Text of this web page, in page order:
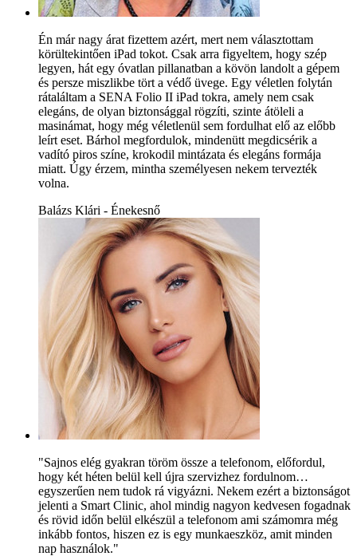
Én már nagy árat fizettem azért, mert nem választottam
körültekintően iPad tokot. Csak arra figyeltem, hogy szép
legyen, hát egy óvatlan pillanatban a kövön landolt a gépem
és persze miszlikbe tört a védő üvege. Egy véletlen folytán
rátaláltam a SENA Folio II iPad tokra, amely nem csak
elegáns, de olyan biztonsággal rögzíti, szinte átöleli a
masinámat, hogy még véletlenül sem fordulhat elő az előbb
leírt eset. Bárhol megfordulok, mindenütt megdicsérik a
vadító piros színe, krokodil mintázata és elegáns formája
miatt. Úgy érzem, mintha személyesen nekem tervezték
volna.
Balázs Klári - Énekesnő
"Sajnos elég gyakran töröm össze a telefonom, előfordul,
hogy két héten belül kell újra szervizhez fordulnom…
egyszerűen nem tudok rá vigyázni. Nekem ezért a biztonságot
jelenti a Smart Clinic, ahol mindig nagyon kedvesen fogadnak
és rövid időn belül elkészül a telefonom ami számomra még
inkább fontos, hiszen ez is egy munkaeszköz, amit minden
nap használok."